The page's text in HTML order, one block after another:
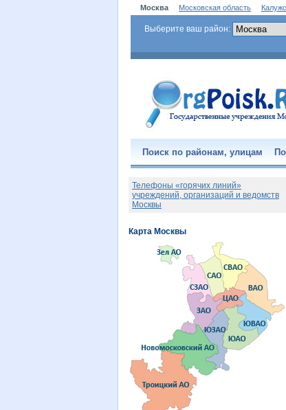
Москва Московская область
Выберите ваш район:
Поиск по районам, улицам
Телефоны «горячих линий»
учреждений, организаций и ведомств
Москвы